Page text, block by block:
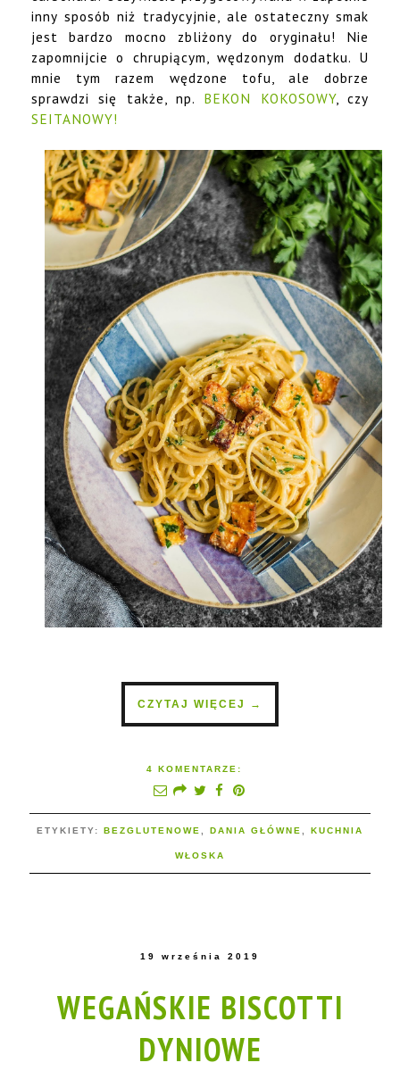
inny sposób niż tradycyjnie, ale ostateczny smak
jest bardzo mocno zbliżony do oryginału! Nie
zapomnijcie o chrupiącym, wędzonym dodatku. U
mnie tym razem wędzone tofu, ale dobrze
sprawdzi się także, np. BEKON KOKOSOWY, czy
SEITANOWY!
CZYTAJ WIĘCEJ →
4 KOMENTARZE:
ETYKIETY: BEZGLUTENOWE DANIA GŁÓWNE KUCHNIA
WŁOSKA
19 września 2019
WEGAŃSKIE BISCOTTI
DYNIOWE